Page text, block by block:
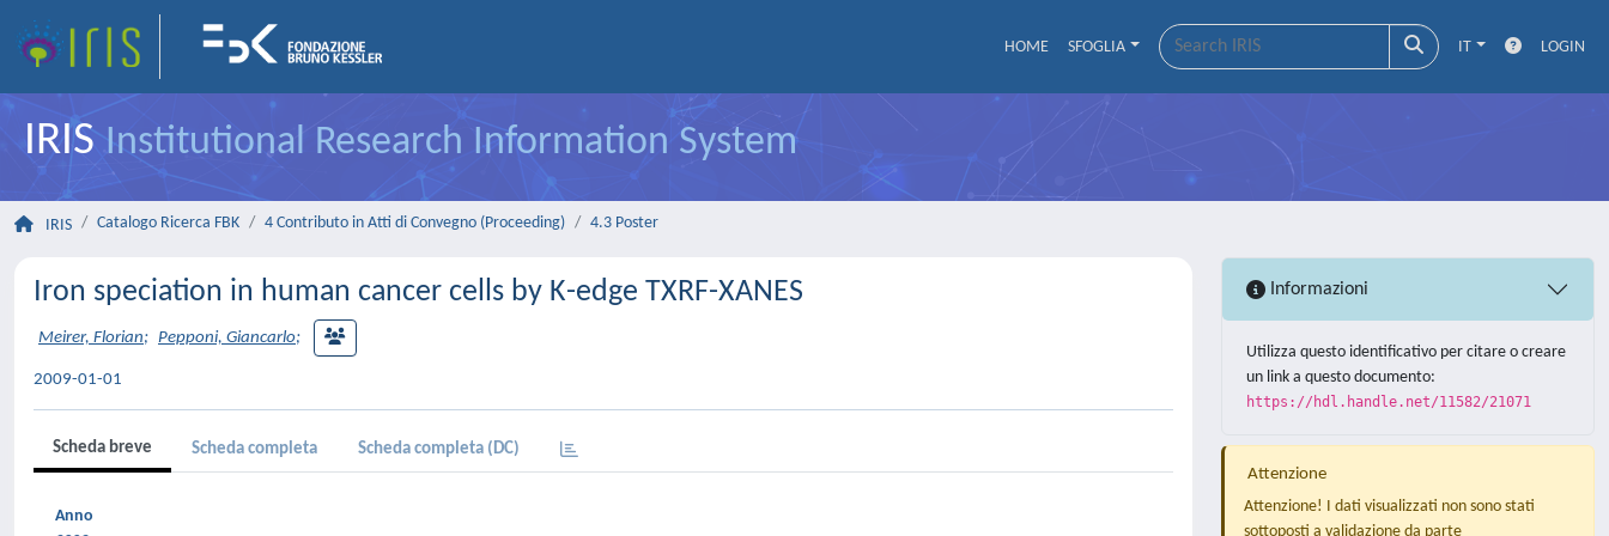
HOME SFOGLIA IT LOGIN
IRISInstitutional Research Information System
IRIS Catalogo Ricerca FBK 4 Contributo in Atti di Convegno (Proceeding) 4.3 Poster
Iron speciation in human cancer cells by K-edge TXRF-XANES
Meirer, Florian; Pepponi, Giancarlo;
2009-01-01
Scheda breve Scheda completa Scheda completa (DC)
Anno
Informazioni
Utilizza questo identificativo per citare o creare
un link a questo documento:
https://hdl.handle.net/11582/21071
Attenzione
Attenzione! I dati visualizzati non sono stati
sottoposti a validazione da parte